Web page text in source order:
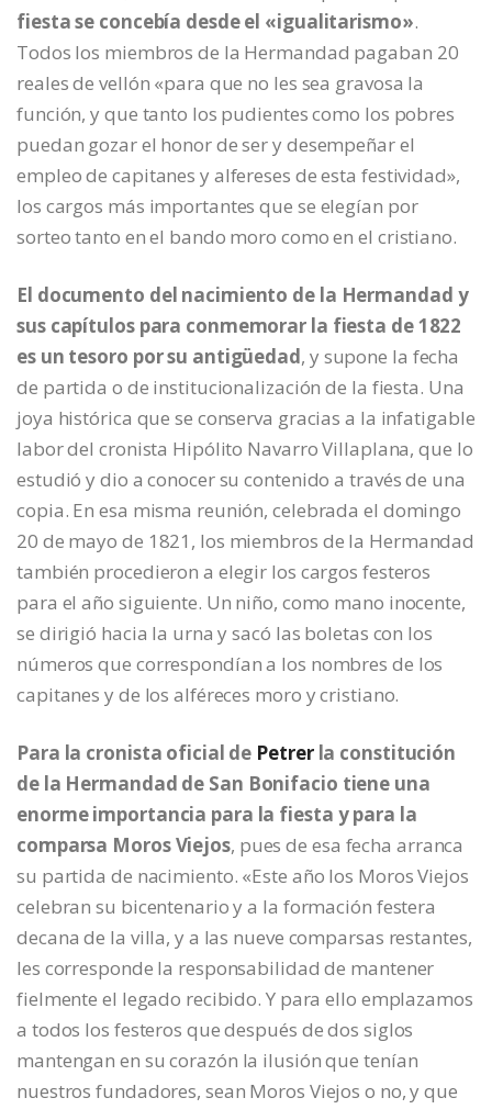
fiesta se concebía desde el «igualitarismo».
Todos los miembros de la Hermandad pagaban 20
reales de vellón «para que no les sea gravosa la
función, y que tanto los pudientes como los pobres
puedan gozar el honor de ser y desempeñar el
empleo de capitanes y alfereses de esta festividad»,
los cargos más importantes que se elegían por
sorteo tanto en el bando moro como en el cristiano.
El documento del nacimiento de la Hermandad y
sus capítulos para conmemorar la fiesta de 1822
es un tesoro por su antigüedad, y supone la fecha
de partida o de institucionalización de la fiesta. Una
joya histórica que se conserva gracias a la infatigable
labor del cronista Hipólito Navarro Villaplana, que lo
estudió y dio a conocer su contenido a través de una
copia. En esa misma reunión, celebrada el domingo
20 de mayo de 1821, los miembros de la Hermandad
también procedieron a elegir los cargos festeros
para el año siguiente. Un niño, como mano inocente,
se dirigió hacia la urna y sacó las boletas con los
números que correspondían a los nombres de los
capitanes y de los alféreces moro y cristiano.
Para la cronista oficial de Petrer la constitución
de la Hermandad de San Bonifacio tiene una
enorme importancia para la fiesta y para la
comparsa Moros Viejos, pues de esa fecha arranca
su partida de nacimiento. «Este año los Moros Viejos
celebran su bicentenario y a la formación festera
decana de la villa, y a las nueve comparsas restantes,
les corresponde la responsabilidad de mantener
fielmente el legado recibido. Y para ello emplazamos
a todos los festeros que después de dos siglos
mantengan en su corazón la ilusión que tenían
nuestros fundadores, sean Moros Viejos o no, y que